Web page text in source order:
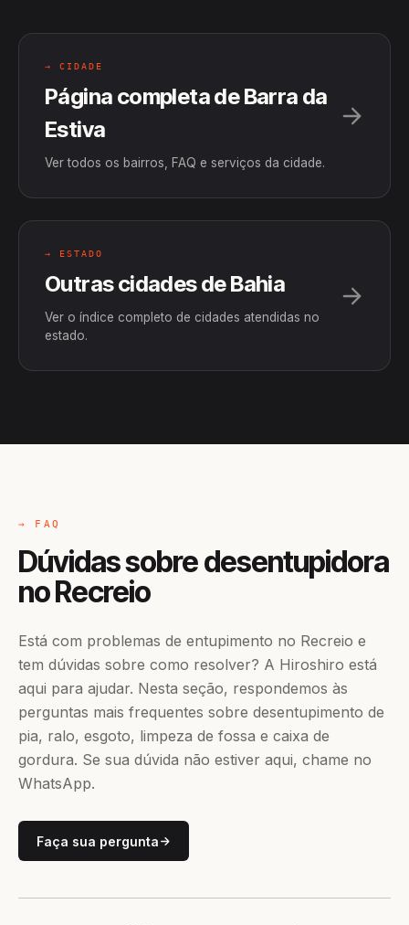
→ CIDADE
Página completa de Barra da
Estiva
Ver todos os bairros, FAQ e serviços da cidade.
→ ESTADO
Outras cidades de Bahia
Ver o índice completo de cidades atendidas no
estado.
→ FAQ
Dúvidas sobre desentupidora
no Recreio
Está com problemas de entupimento no Recreio e
tem dúvidas sobre como resolver? A Hiroshiro está
aqui para ajudar. Nesta seção, respondemos às
perguntas mais frequentes sobre desentupimento de
pia, ralo, esgoto, limpeza de fossa e caixa de
gordura. Se sua dúvida não estiver aqui, chame no
WhatsApp.
Faça sua pergunta